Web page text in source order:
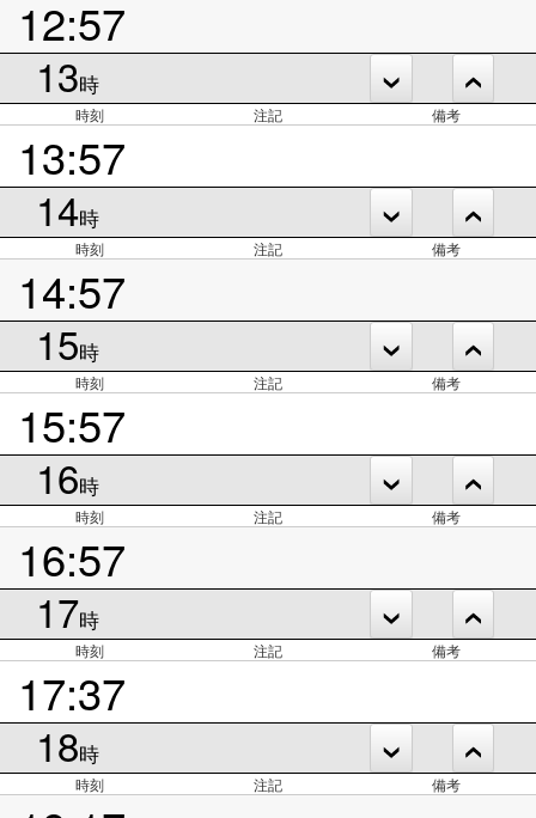
12:57
13時
時刻 注記 備考
13:57
14時
時刻 注記 備考
14:57
15時
時刻 注記 備考
15:57
16時
時刻 注記 備考
16:57
17時
時刻 注記 備考
17:37
18時
時刻 注記 備考